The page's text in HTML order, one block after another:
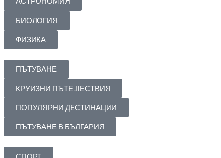
БИОЛОГИЯ
ФИЗИКА
ПЪТУВАНЕ
КРУИЗНИ ПЪТЕШЕСТВИЯ
ПОПУЛЯРНИ ДЕСТИНАЦИИ
ПЪТУВАНЕ В БЪЛГАРИЯ
СПОРТ